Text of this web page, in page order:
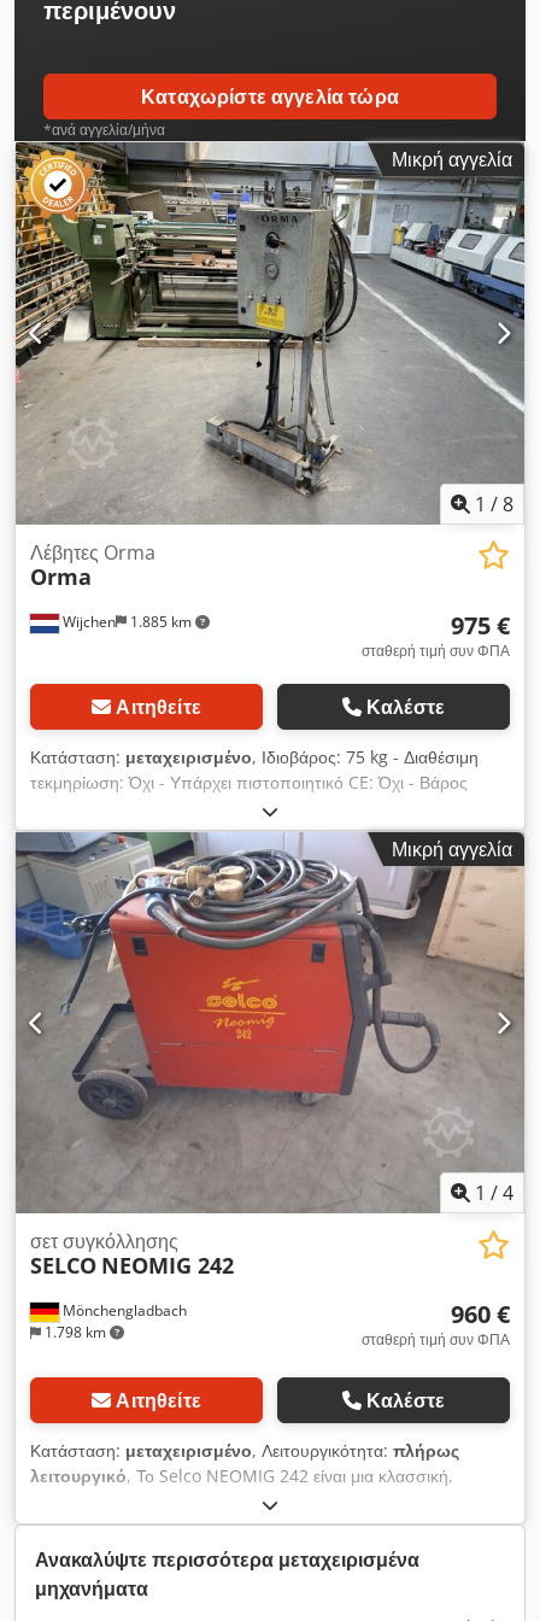
περιμένουν
Καταχωρίστε αγγελία τώρα
*ανά αγγελία/μήνα
Μικρή αγγελία
1 /8
Wijchen 1.885 km
Λέβητες Orma
Orma
975 €
σταθερή τιμή συν ΦΠΑ
Αιτηθείτε Καλέστε
Κατάσταση: μεταχειρισμένο, Ιδιοβάρος: 75 kg - Διαθέσιμη
τεκμηρίωση: Όχι - Υπάρχει πιστοποιητικό CE: Όχι - Βάρος
μεταφοράς [kg]: 75 kg Οικονομικές πληροφορίες ΦΠΑ: Η
αναφερόμενη τιμή είναι χωρίς ΦΠΑ ΦΠΑ/Φορολόγηση
διαφοράς: Ο ΦΠΑ εκπίπτει για επιχειρήσεις Παράδοση και
ανταλλαγή δυνατή ανά πάσα στιγμή για οτιδήποτε από τον
βιομηχανικό κλάδο Dedpfx Aeybb D Sok Hjck Yorick Diebels
Μικρή αγγελία
1 /4
Mönchengladbach
1.798 km
σετ συγκόλλησης
SELCO NEOMIG 242
960 €
σταθερή τιμή συν ΦΠΑ
Αιτηθείτε Καλέστε
Κατάσταση: μεταχειρισμένο, Λειτουργικότητα: πλήρως
λειτουργικό, Το Selco NEOMIG 242 είναι μια κλασσική,
εξαιρετικά ανθεκτική μηχανή συγκόλλησης MIG/MAG από τον
ιταλικό premium κατασκευαστή Selco (ο οποίος τα τελευταία
χρόνια εξαγοράστηκε από τη voestalpine Böhler Welding). Σε
αντίθεση με τα σύγχρονα, ψηφιακά, inverter μηχανήματα,
πρόκειται εδώ για μια βαθμιαία ρυθμιζόμενη, ηλεκτρομηχανική
Ανακαλύψτε περισσότερα μεταχειρισμένα
μηχανήματα